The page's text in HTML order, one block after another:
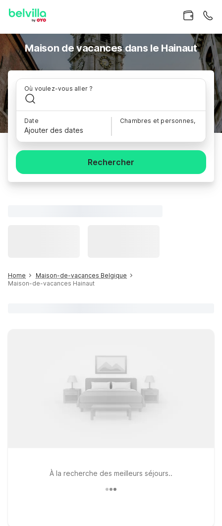
Maison de vacances dans le Hainaut
Où voulez-vous aller ?
Date
Ajouter des dates
Chambres et personnes,
Rechercher
Home
Maison-de-vacances Belgique
Maison-de-vacances Hainaut
À la recherche des meilleurs séjours..